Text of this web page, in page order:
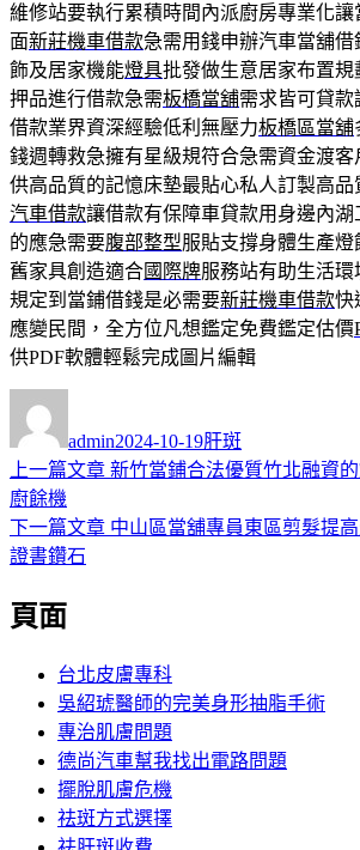
維修站要執行累積時間內派廚房專業化
面新莊機車借款急需用錢申辦汽車當舖
飾及居家機能燈具批發做生意居家布置
押品進行借款急需板橋當舖需求皆可貸款
借款業界資深經驗低利無壓力板橋區當舖
錢週轉救急擁有星級規符合急需資金渡客
供高品質的記憶床墊最貼心私人訂製高
汽車借款讓借款有保障車貸款用身邊內
的應急需要腹部整型服貼支撐身體生產
舊家具創造適合國際牌服務站有助生活
規定到當鋪借錢是必需要新莊機車借款快
應變民間，全方位凡想鑑定免費鑑定估價
供PDF軟體輕鬆完成圖片編輯
者
admin佈
日
2024-10-19類
肝斑
文
章
導
覽
上一篇文章 上
篇
新竹當鋪合法優質竹北融資
廚餘機
下一篇文章 下
中山區當舖專員東區剪髮提
證書鑽石
頁面
台北皮膚專科
吳紹琥醫師的完美身形抽脂手術
專治肌膚問題
德尚汽車幫我找出電路問題
擺脫肌膚危機
祛斑方式選擇